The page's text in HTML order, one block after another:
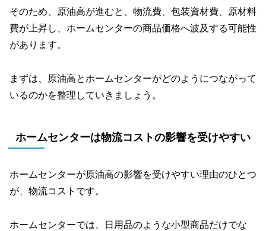
そのため、原油高が進むと、物流費、包装資材費、原材料
費が上昇し、ホームセンターの商品価格へ波及する可能性
があります。
まずは、原油高とホームセンターがどのようにつながって
いるのかを整理していきましょう。
ホームセンターは物流コストの影響を受けやすい
ホームセンターが原油高の影響を受けやすい理由のひとつ
が、物流コストです。
ホームセンターでは、日用品のような小型商品だけでな